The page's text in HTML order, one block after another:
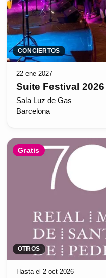
CONCIERTOS
22 ene 2027
Suite Festival 2026
Sala Luz de Gas
Barcelona
Gratis
OTROS
Hasta el 2 oct 2026